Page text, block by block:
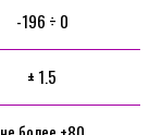
-196 ÷ 0
± 1.5